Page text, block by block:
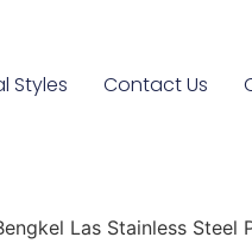
Styles Contact Us
Las Stainless Steel